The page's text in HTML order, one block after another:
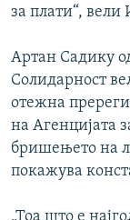
за плати“, вели
Артан Садику
Солидарност
отежна
на Агенцијата
бришењето на
покажува